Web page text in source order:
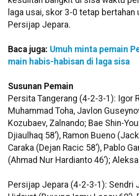
laga usai, skor 3-0 tetap bertahan
Persijap Jepara.
Baca juga: Umuh minta pemain
main habis-habisan di laga sisa
Susunan Pemain
Persita Tangerang (4-2-3-1): Igor
Muhammad Toha, Javlon
Kozubaev, Zalnando; Bae Shin-
Djiaulhaq 58’), Ramon Bueno
Caraka (Dejan Racic 58’), Pablo
(Ahmad Nur Hardianto 46’);
Persijap Jepara (4-2-3-1): Sendri